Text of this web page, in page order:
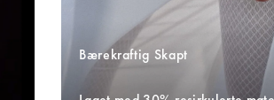
Bærekraftig Skapt